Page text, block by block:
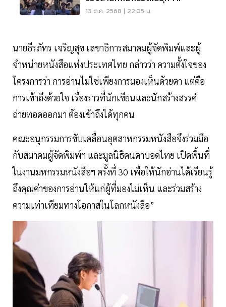
13 ต.ค. 2568 | 22:05 น.
นายธีรภัทร เจริญสุข เลขาธิการสมาคมผู้จัดพิมพ์และผู้
จำหน่ายหนังสือแห่งประเทศไทย กล่าวว่า ความตั้งใจของ
โครงการว่า การอ่านไม่ใช่เพียงการมองเห็นด้วยตา แต่คือ
การเข้าถึงด้วยใจ เรื่องราวที่นักเขียนและนักสร้างสรรค์
ถ่ายทอดออกมา ต้องเข้าถึงได้ทุกคน
คณะอนุกรรมการขับเคลื่อนอุตสาหกรรมหนังสือจึงร่วมมือ
กับสมาคมผู้จัดพิมพ์ฯ และมูลนิธิคนตาบอดไทย เปิดพื้นที่
ในงานมหกรรมหนังสือฯ ครั้งที่ 30 เพื่อให้นักอ่านได้เรียนรู้
ถึงคุณค่าของการอ่านให้แก่ผู้ที่มองไม่เห็น และร่วมสร้าง
ความเท่าเทียมทางโอกาสในโลกหนังสือ”